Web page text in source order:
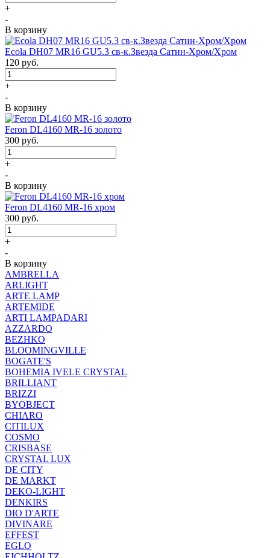
+
-
В корзину
Ecola DH07 MR16 GU5.3 св-к.Звезда Сатин-Хром/Хром
120 руб.
+
-
В корзину
Feron DL4160 MR-16 золото
300 руб.
+
-
В корзину
Feron DL4160 MR-16 хром
300 руб.
+
-
В корзину
AMBRELLA
ARLIGHT
ARTE LAMP
ARTEMIDE
ARTI LAMPADARI
AZZARDO
BEZHKO
BLOOMINGVILLE
BOGATE'S
BOHEMIA IVELE CRYSTAL
BRILLIANT
BRIZZI
BYOBJECT
CHIARO
CITILUX
COSMO
CRISBASE
CRYSTAL LUX
DE CITY
DE MARKT
DEKO-LIGHT
DENKIRS
DIO D'ARTE
DIVINARE
EFFEST
EGLO